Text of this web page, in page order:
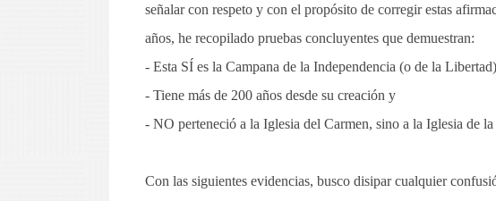
señalar con respeto y con el propósito de corregir estas
años, he recopilado pruebas concluyentes que demuestran:
- Esta SÍ es la Campana de la Independencia (o de la Libertad)
- Tiene más de 200 años desde su creación y
- NO perteneció a la Iglesia del Carmen, sino a la Iglesia de
Con las siguientes evidencias, busco disipar cualquier